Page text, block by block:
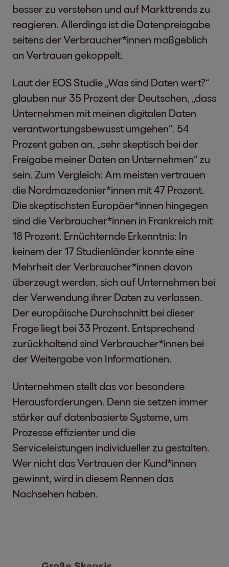
besser zu verstehen und auf Markttrends zu
reagieren. Allerdings ist die Datenpreisgabe
seitens der Verbraucher*innen maßgeblich
an Vertrauen gekoppelt.
Laut der EOS Studie „Was sind Daten wert?“
glauben nur 35 Prozent der Deutschen, „dass
Unternehmen mit meinen digitalen Daten
verantwortungsbewusst umgehen“. 54
Prozent gaben an, „sehr skeptisch bei der
Freigabe meiner Daten an Unternehmen“ zu
sein. Zum Vergleich: Am meisten vertrauen
die Nordmazedonier*innen mit 47 Prozent.
Die skeptischsten Europäer*innen hingegen
sind die Verbraucher*innen in Frankreich mit
18 Prozent. Ernüchternde Erkenntnis: In
keinem der 17 Studienländer konnte eine
Mehrheit der Verbraucher*innen davon
überzeugt werden, sich auf Unternehmen bei
der Verwendung ihrer Daten zu verlassen.
Der europäische Durchschnitt bei dieser
Frage liegt bei 33 Prozent. Entsprechend
zurückhaltend sind Verbraucher*innen bei
der Weitergabe von Informationen.
Unternehmen stellt das vor besondere
Herausforderungen. Denn sie setzen immer
stärker auf datenbasierte Systeme, um
Prozesse effizienter und die
Serviceleistungen individueller zu gestalten.
Wer nicht das Vertrauen der Kund*innen
gewinnt, wird in diesem Rennen das
Nachsehen haben.